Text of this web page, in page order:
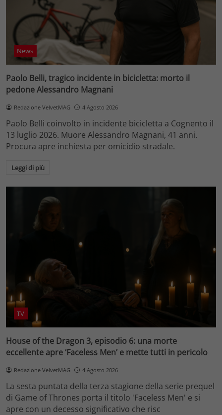
News
Paolo Belli, tragico incidente in bicicletta: morto il
pedone Alessandro Magnani
Redazione VelvetMAG 4 Agosto 2026
Paolo Belli coinvolto in incidente bicicletta a Cognento il
13 luglio 2026. Muore Alessandro Magnani, 41 anni.
Procura apre inchiesta per omicidio stradale.
Leggi di più
TV
House of the Dragon 3, episodio 6: una morte
eccellente apre ‘Faceless Men’ e mette tutti in pericolo
Redazione VelvetMAG 4 Agosto 2026
La sesta puntata della terza stagione della serie prequel
di Game of Thrones porta il titolo 'Faceless Men' e si
apre con un decesso significativo che risc